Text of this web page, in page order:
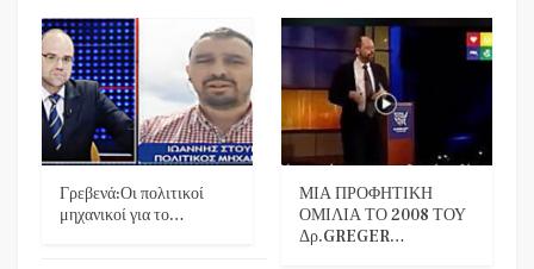
Γρεβενά:Οι πολιτικοί
μηχανικοί για το…
ΜΙΑ ΠΡΟΦΗΤΙΚΗ
ΟΜΙΛΙΑ ΤΟ 2008 ΤΟΥ
Δρ.GREGER…